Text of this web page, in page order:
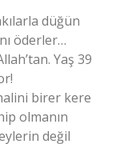
düğün
öderler…
Yaş 39
birer kere
olmanın
değil